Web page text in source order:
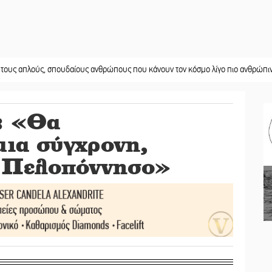
σπουδαίους ανθρώπους που κάνουν τον κόσμο λίγο πιο ανθρώπινο» ||
«Θα
σύγχρονη,